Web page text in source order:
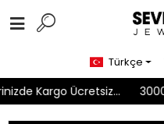
Kargo Ücretsiz...
Türkçe